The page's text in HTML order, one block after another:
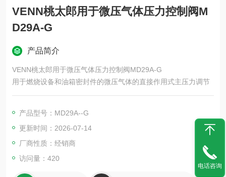
VENN桃太郎用于微压气体压力控制阀M
D29A-G
产品简介
VENN桃太郎用于微压气体压力控制阀MD29A-G
用于燃烧设备和油箱密封件的微压气体的直接作用式主压力调节
产品型号：MD29A--G
更新时间：2026-07-14
厂商性质：经销商
访问量：420
电话咨询